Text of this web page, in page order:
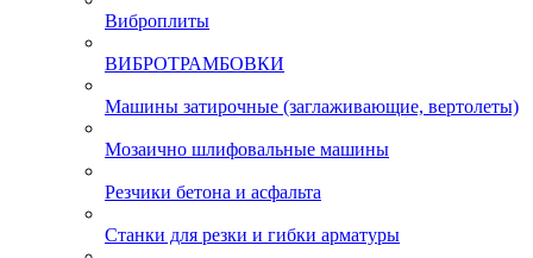
Виброплиты
ВИБРОТРАМБОВКИ
Машины затирочные (заглаживающие, вертолеты)
Мозаично шлифовальные машины
Резчики бетона и асфальта
Станки для резки и гибки арматуры